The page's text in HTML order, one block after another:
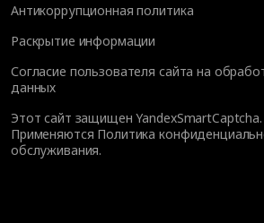
Антикоррупционная политика
Раскрытие информации
Согласие пользователя сайта на
данных
Этот сайт защищен YandexSmartCaptcha.
Применяются Политика
обслуживания.